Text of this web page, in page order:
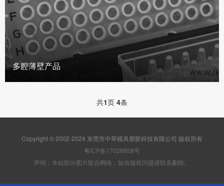
多腔薄壁产品
共1页 4条
Copyright © 2002-2024 东莞市中萃模具塑胶科技有限公司 版权所有
粤ICP备17028858号
声明：本站部分图片取自网络，如有版权问题请联系删除。